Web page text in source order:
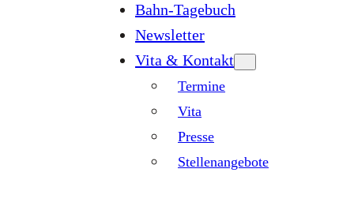
Bahn-Tagebuch
Newsletter
Vita & Kontakt
Termine
Vita
Presse
Stellenangebote